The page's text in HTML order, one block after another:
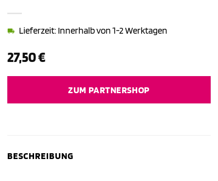
27,50€
Lieferzeit: Innerhalb von 1-2 Werktagen
ZUM PARTNERSHOP
BESCHREIBUNG